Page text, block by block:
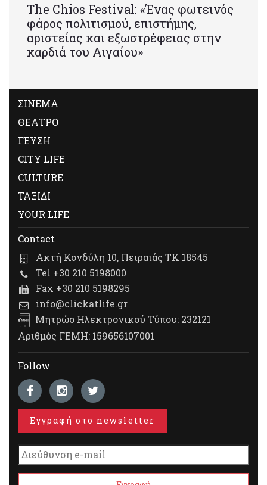
Τhe Chios Festival: «Ένας φωτεινός
φάρος πολιτισμού, επιστήμης,
αριστείας και εξωστρέφειας στην
καρδιά του Αιγαίου»
ΣΙΝΕΜΑ
ΘΕΑΤΡΟ
ΓΕΥΣΗ
CITY LIFE
CULTURE
ΤΑΞΙΔΙ
YOUR LIFE
Contact
Ακτή Κονδύλη 10, Πειραιάς ΤΚ 18545
Tel +30 210 5198000
Fax +30 210 5198295
info@clickatlife.gr
Μητρώο Ηλεκτρονικού Τύπου: 232121
Αριθμός ΓΕΜΗ: 159656107001
Follow
Εγγραφή στο newsletter